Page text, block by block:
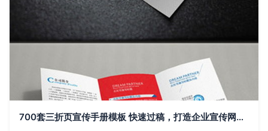
700套三折页宣传手册模板 快速过稿，打造企业宣传网站的完美助手